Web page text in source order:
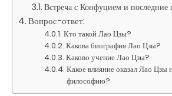
Встреча с Конфуцием и последние
Вопрос-ответ:
Кто такой Лао Цзы?
Какова биография Лао Цзы?
Каково учение Лао Цзы?
Какое влияние оказал Лао Цзы
философию?